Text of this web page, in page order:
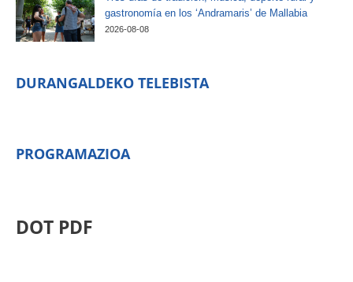
gastronomía en los ‘Andramaris’ de Mallabia
2026-08-08
DURANGALDEKO TELEBISTA
PROGRAMAZIOA
DOT PDF